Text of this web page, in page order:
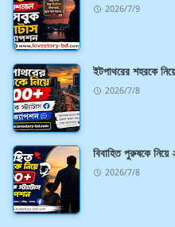
2026/7/9
ইটপাথরের শহরকে
2026/7/8
বিবাহিত পুরুষকে
2026/7/8